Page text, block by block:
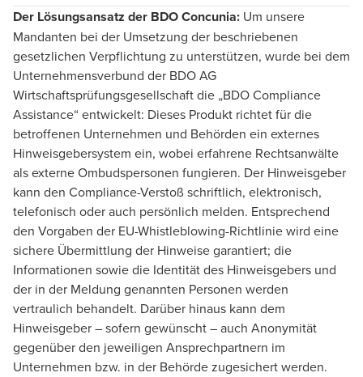
Der Lösungsansatz der BDO Concunia: Um unsere
Mandanten bei der Umsetzung der beschriebenen
gesetzlichen Verpflichtung zu unterstützen, wurde bei dem
Unternehmensverbund der BDO AG
Wirtschaftsprüfungsgesellschaft die „BDO Compliance
Assistance“ entwickelt: Dieses Produkt richtet für die
betroffenen Unternehmen und Behörden ein externes
Hinweisgebersystem ein, wobei erfahrene Rechtsanwälte
als externe Ombudspersonen fungieren. Der Hinweisgeber
kann den Compliance-Verstoß schriftlich, elektronisch,
telefonisch oder auch persönlich melden. Entsprechend
den Vorgaben der EU-Whistleblowing-Richtlinie wird eine
sichere Übermittlung der Hinweise garantiert; die
Informationen sowie die Identität des Hinweisgebers und
der in der Meldung genannten Personen werden
vertraulich behandelt. Darüber hinaus kann dem
Hinweisgeber – sofern gewünscht – auch Anonymität
gegenüber den jeweiligen Ansprechpartnern im
Unternehmen bzw. in der Behörde zugesichert werden.